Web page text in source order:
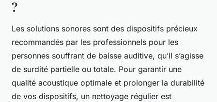
?
Les solutions sonores sont des dispositifs précieux
recommandés par les professionnels pour les
personnes souffrant de baisse auditive, qu’il s’agisse
de surdité partielle ou totale. Pour garantir une
qualité acoustique optimale et prolonger la durabilité
de vos dispositifs, un nettoyage régulier est